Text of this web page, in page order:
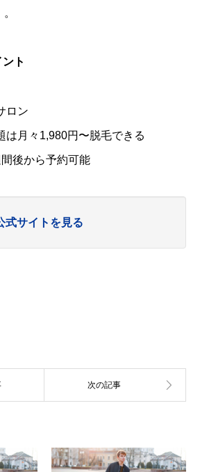
ト
ロン
は月々1,980円〜脱毛できる
後から予約可能
式サイトを見る